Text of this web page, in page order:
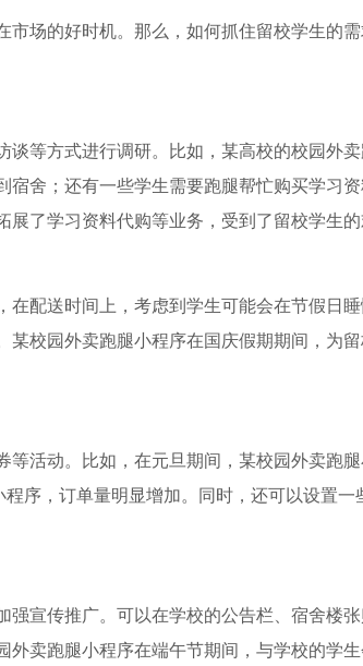
场的好时机。那么，如何抓住留校学生的
等方式进行调研。比如，某高校的校园外
舍；还有一些学生需要跑腿帮忙购买学习
了学习资料代购等业务，受到了留校学生的
配送时间上，考虑到学生可能会在节假日睡
校园外卖跑腿小程序在国庆假期期间，为
活动。比如，在元旦期间，某校园外卖跑
序，订单量明显增加。同时，还可以设置一
宣传推广。可以在学校的公告栏、宿舍楼
卖跑腿小程序在端午节期间，与学校的学